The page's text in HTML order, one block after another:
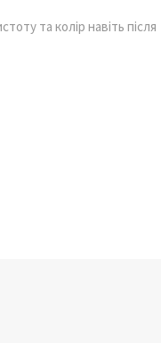
та колір навіть після